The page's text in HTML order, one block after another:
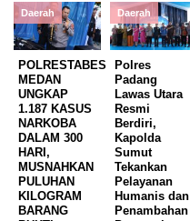
Daerah
POLRESTABES
MEDAN
UNGKAP
1.187 KASUS
NARKOBA
DALAM 300
HARI,
MUSNAHKAN
PULUHAN
KILOGRAM
BARANG
Daerah
Polres
Padang
Lawas Utara
Resmi
Berdiri,
Kapolda
Sumut
Tekankan
Pelayanan
Humanis dan
Penambahan